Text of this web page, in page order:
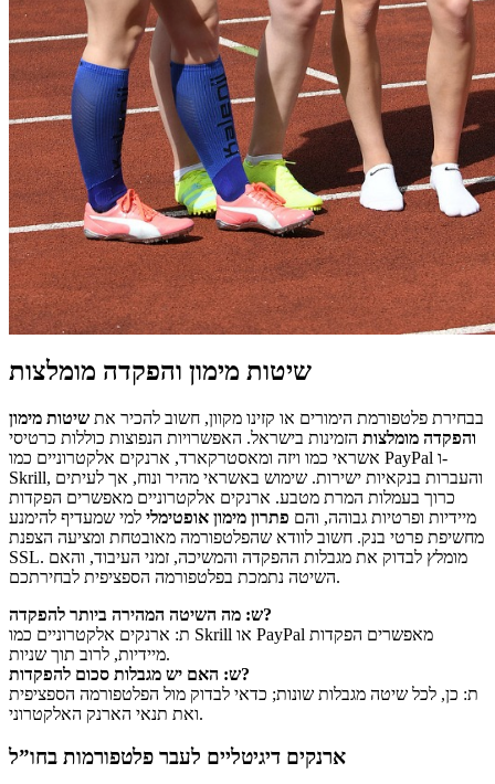
שיטות מימון והפקדה מומלצות
בבחירת פלטפורמת הימורים או קזינו מקוון, חשוב להכיר את שיטות מימון
והפקדה מומלצות הזמינות בישראל. האפשרויות הנפוצות כוללות כרטיסי
אשראי כמו ויזה ומאסטרקארד, ארנקים אלקטרוניים כמו PayPal ו-
Skrill, והעברות בנקאיות ישירות. שימוש באשראי מהיר ונוח, אך לעיתים
כרוך בעמלות המרת מטבע. ארנקים אלקטרוניים מאפשרים הפקדות
מיידיות ופרטיות גבוהה, והם פתרון מימון אופטימלי למי שמעדיף להימנע
מחשיפת פרטי בנק. חשוב לוודא שהפלטפורמה מאובטחת ומציעה הצפנת
SSL. מומלץ לבדוק את מגבלות ההפקדה והמשיכה, זמני העיבוד, והאם
השיטה נתמכת בפלטפורמה הספציפית לבחירתכם.
ש: מה השיטה המהירה ביותר להפקדה?
ת: ארנקים אלקטרוניים כמו Skrill או PayPal מאפשרים הפקדות
מיידיות, לרוב תוך שניות.
ש: האם יש מגבלות סכום להפקדות?
ת: כן, לכל שיטה מגבלות שונות; כדאי לבדוק מול הפלטפורמה הספציפית
ואת תנאי הארנק האלקטרוני.
ארנקים דיגיטליים לעבר פלטפורמות בחו”ל